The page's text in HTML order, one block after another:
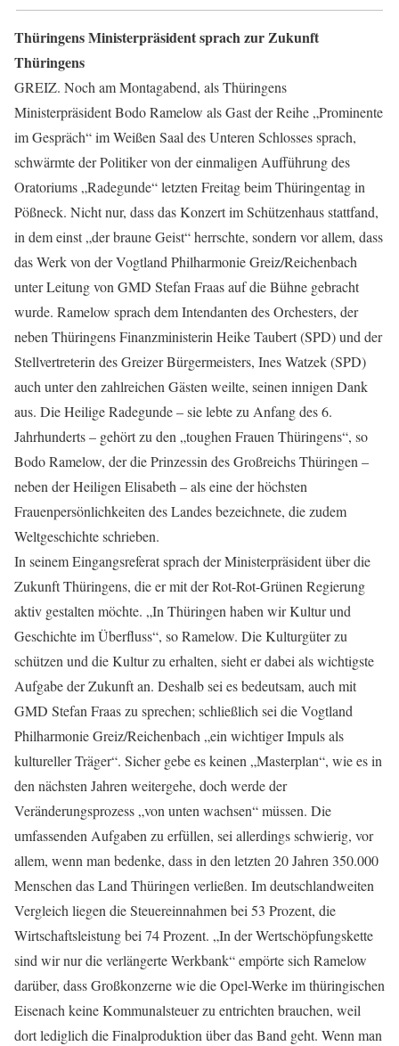
Thüringens Ministerpräsident sprach zur Zukunft
Thüringens
GREIZ. Noch am Montagabend, als Thüringens
Ministerpräsident Bodo Ramelow als Gast der Reihe „Prominente
im Gespräch“ im Weißen Saal des Unteren Schlosses sprach,
schwärmte der Politiker von der einmaligen Aufführung des
Oratoriums „Radegunde“ letzten Freitag beim Thüringentag in
Pößneck. Nicht nur, dass das Konzert im Schützenhaus stattfand,
in dem einst „der braune Geist“ herrschte, sondern vor allem, dass
das Werk von der Vogtland Philharmonie Greiz/Reichenbach
unter Leitung von GMD Stefan Fraas auf die Bühne gebracht
wurde. Ramelow sprach dem Intendanten des Orchesters, der
neben Thüringens Finanzministerin Heike Taubert (SPD) und der
Stellvertreterin des Greizer Bürgermeisters, Ines Watzek (SPD)
auch unter den zahlreichen Gästen weilte, seinen innigen Dank
aus. Die Heilige Radegunde – sie lebte zu Anfang des 6.
Jahrhunderts – gehört zu den „toughen Frauen Thüringens“, so
Bodo Ramelow, der die Prinzessin des Großreichs Thüringen –
neben der Heiligen Elisabeth – als eine der höchsten
Frauenpersönlichkeiten des Landes bezeichnete, die zudem
Weltgeschichte schrieben.
In seinem Eingangsreferat sprach der Ministerpräsident über die
Zukunft Thüringens, die er mit der Rot-Rot-Grünen Regierung
aktiv gestalten möchte. „In Thüringen haben wir Kultur und
Geschichte im Überfluss“, so Ramelow. Die Kulturgüter zu
schützen und die Kultur zu erhalten, sieht er dabei als wichtigste
Aufgabe der Zukunft an. Deshalb sei es bedeutsam, auch mit
GMD Stefan Fraas zu sprechen; schließlich sei die Vogtland
Philharmonie Greiz/Reichenbach „ein wichtiger Impuls als
kultureller Träger“. Sicher gebe es keinen „Masterplan“, wie es in
den nächsten Jahren weitergehe, doch werde der
Veränderungsprozess „von unten wachsen“ müssen. Die
umfassenden Aufgaben zu erfüllen, sei allerdings schwierig, vor
allem, wenn man bedenke, dass in den letzten 20 Jahren 350.000
Menschen das Land Thüringen verließen. Im deutschlandweiten
Vergleich liegen die Steuereinnahmen bei 53 Prozent, die
Wirtschaftsleistung bei 74 Prozent. „In der Wertschöpfungskette
sind wir nur die verlängerte Werkbank“ empörte sich Ramelow
darüber, dass Großkonzerne wie die Opel-Werke im thüringischen
Eisenach keine Kommunalsteuer zu entrichten brauchen, weil
dort lediglich die Finalproduktion über das Band geht. Wenn man